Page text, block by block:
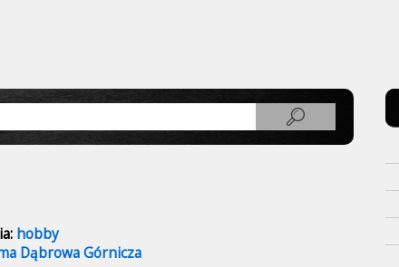
hobby
Dąbrowa Górnicza